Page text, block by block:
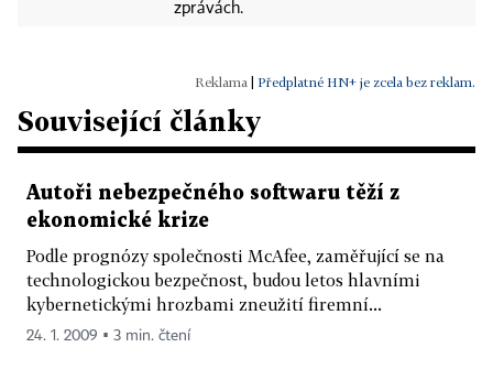
zprávách.
Předplatné HN+ je zcela bez reklam.
Související články
Autoři nebezpečného softwaru těží z
ekonomické krize
Podle prognózy společnosti McAfee, zaměřující se na
technologickou bezpečnost, budou letos hlavními
kybernetickými hrozbami zneužití firemní...
24. 1. 2009 ▪ 3 min. čtení